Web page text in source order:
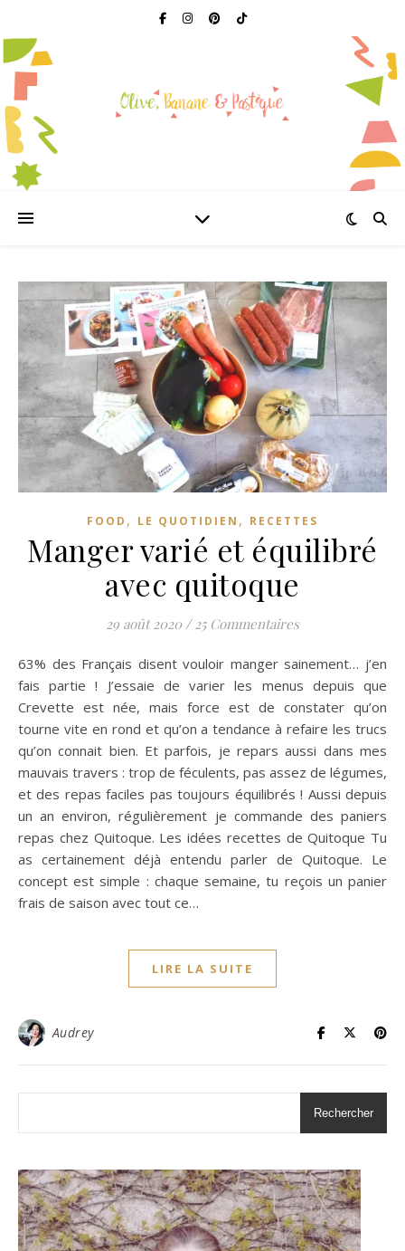
FOOD , LE QUOTIDIEN , RECETTES
Manger varié et équilibré
avec quitoque
29 août 2020 / 25 Commentaires
63% des Français disent vouloir manger sainement… j’en
fais partie ! J’essaie de varier les menus depuis que
Crevette est née, mais force est de constater qu’on
tourne vite en rond et qu’on a tendance à refaire les trucs
qu’on connait bien. Et parfois, je repars aussi dans mes
mauvais travers : trop de féculents, pas assez de légumes,
et des repas faciles pas toujours équilibrés ! Aussi depuis
un an environ, régulièrement je commande des paniers
repas chez Quitoque. Les idées recettes de Quitoque Tu
as certainement déjà entendu parler de Quitoque. Le
concept est simple : chaque semaine, tu reçois un panier
frais de saison avec tout ce…
LIRE LA SUITE
Audrey
Rechercher